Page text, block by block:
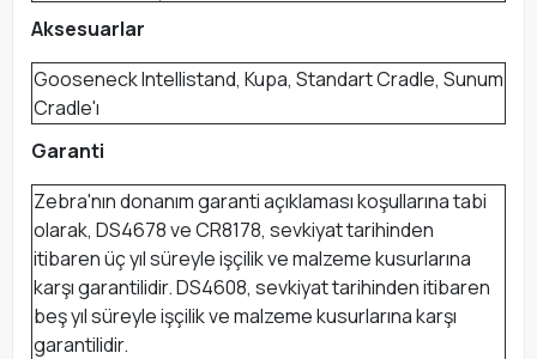
Aksesuarlar
Gooseneck Intellistand, Kupa, Standart Cradle, Sunum
Cradle'ı
Garanti
Zebra'nın donanım garanti açıklaması koşullarına tabi
olarak, DS4678 ve CR8178, sevkiyat tarihinden
itibaren üç yıl süreyle işçilik ve malzeme kusurlarına
karşı garantilidir. DS4608, sevkiyat tarihinden itibaren
beş yıl süreyle işçilik ve malzeme kusurlarına karşı
garantilidir.